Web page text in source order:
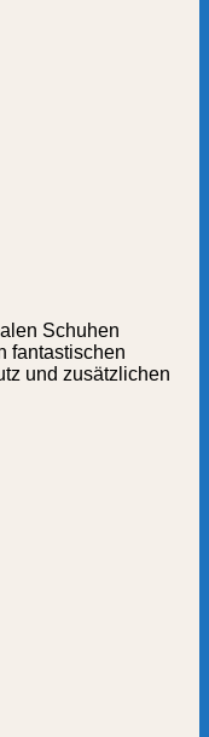
Schuhen
fantastischen
und zusätzlichen